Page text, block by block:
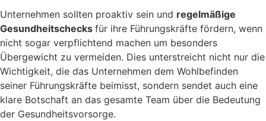
Unternehmen sollten proaktiv sein und regelmäßige
Gesundheitschecks für ihre Führungskräfte fördern, wenn
nicht sogar verpflichtend machen um besonders
Übergewicht zu vermeiden. Dies unterstreicht nicht nur die
Wichtigkeit, die das Unternehmen dem Wohlbefinden
seiner Führungskräfte beimisst, sondern sendet auch eine
klare Botschaft an das gesamte Team über die Bedeutung
der Gesundheitsvorsorge.